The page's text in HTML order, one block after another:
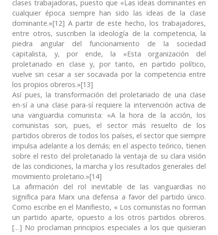
clases trabajadoras, puesto que «Las ideas dominantes en
cualquier época siempre han sido las ideas de la clase
dominante.»[12] A partir de este hecho, los trabajadores,
entre otros, suscriben la ideología de la competencia, la
piedra angular del funcionamiento de la sociedad
capitalista, y, por ende, la «Esta organización del
proletariado en clase y, por tanto, en partido político,
vuelve sin cesar a ser socavada por la competencia entre
los propios obreros.»[13]
Así pues, la transformación del proletariado de una clase
en-sí a una clase para-sí requiere la intervención activa de
una vanguardia comunista: «A la hora de la acción, los
comunistas son, pues, el sector más resuelto de los
partidos obreros de todos los países, el sector que siempre
impulsa adelante a los demás; en el aspecto teórico, tienen
sobre el resto del proletariado la ventaja de su clara visión
de las condiciones, la marcha y los resultados generales del
movimiento proletario.»[14]
La afirmación del rol inevitable de las vanguardias no
significa para Marx una defensa a favor del partido único.
Como escribe en el Manifiesto, « Los comunistas no forman
un partido aparte, opuesto a los otros partidos obreros.
[…] No proclaman principios especiales a los que quisieran